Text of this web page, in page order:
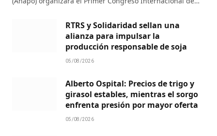
RTRS y Solidaridad sellan una
alianza para impulsar la
producción responsable de soja
05/08/2026
Alberto Ospital: Precios de trigo y
girasol estables, mientras el sorgo
enfrenta presión por mayor oferta
05/08/2026